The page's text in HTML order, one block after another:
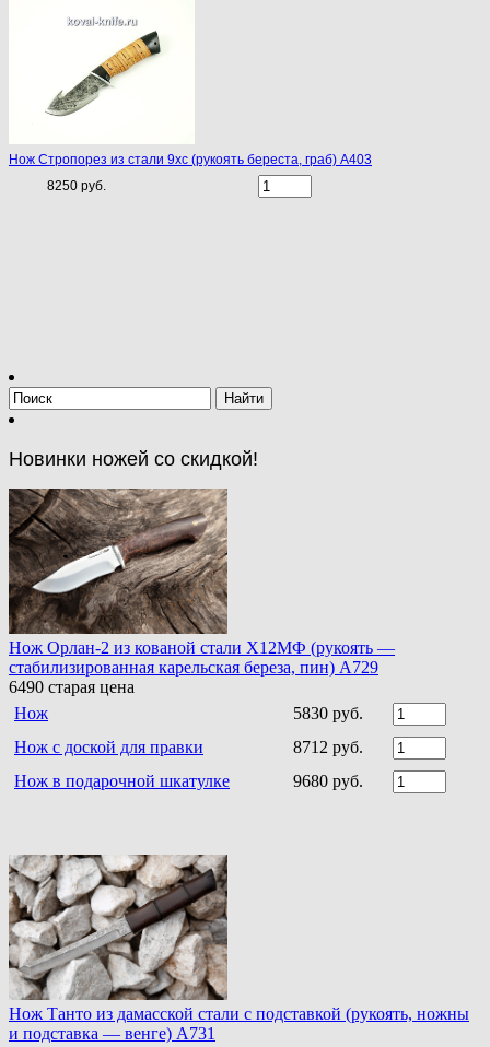
Нож Стропорез из стали 9хс (рукоять береста, граб) A403
8250 руб.
Новинки ножей со скидкой!
Нож Орлан-2 из кованой стали Х12МФ (рукоять —
стабилизированная карельская береза, пин) A729
6490 старая цена
Нож
5830 руб.
Нож с доской для правки
8712 руб.
Нож в подарочной шкатулке
9680 руб.
Нож Танто из дамасской стали c подставкой (рукоять, ножны
и подставка — венге) A731